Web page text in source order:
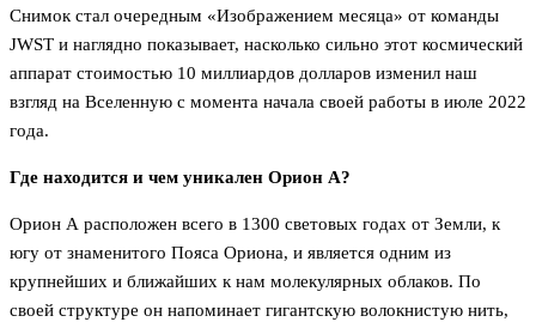
Снимок стал очередным «Изображением месяца» от команды
JWST и наглядно показывает, насколько сильно этот космический
аппарат стоимостью 10 миллиардов долларов изменил наш
взгляд на Вселенную с момента начала своей работы в июле 2022
года.
Где находится и чем уникален Орион А?
Орион А расположен всего в 1300 световых годах от Земли, к
югу от знаменитого Пояса Ориона, и является одним из
крупнейших и ближайших к нам молекулярных облаков. По
своей структуре он напоминает гигантскую волокнистую нить,